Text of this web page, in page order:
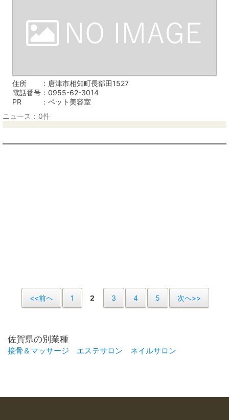
住所
唐津市相知町長部田1527
電話番号
0955-62-3014
PR
ペット美容室
ニュース：0件
<<前へ 1 2 3 4 5 次へ>>
佐賀県の別業種
接骨＆マッサージ エステサロン ネイルサロン